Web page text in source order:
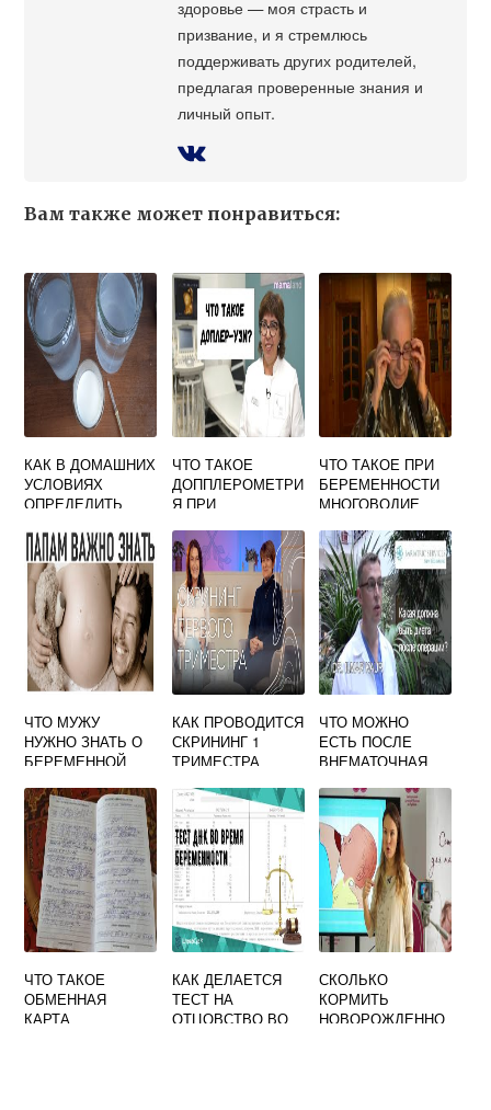
здоровье — моя страсть и
призвание, и я стремлюсь
поддерживать других родителей,
предлагая проверенные знания и
личный опыт.
Вам также может понравиться:
КАК В ДОМАШНИХ
УСЛОВИЯХ
ОПРЕДЕЛИТЬ
КОЗЫ
ЧТО ТАКОЕ
ДОППЛЕРОМЕТРИ
Я ПРИ
НА УЗИ
ЧТО ТАКОЕ ПРИ
БЕРЕМЕННОСТИ
МНОГОВОДИЕ
ЧТО МУЖУ
НУЖНО ЗНАТЬ О
БЕРЕМЕННОЙ
КАК ПРОВОДИТСЯ
СКРИНИНГ 1
ТРИМЕСТРА
ВНУТРИ ИЛИ
СНАРУЖИ
ЧТО МОЖНО
ЕСТЬ ПОСЛЕ
ВНЕМАТОЧНАЯ
ОПЕРАЦИИ
ЧТО ТАКОЕ
ОБМЕННАЯ
КАРТА
КАК ДЕЛАЕТСЯ
ТЕСТ НА
ОТЦОВСТВО ВО
СКОЛЬКО
КОРМИТЬ
НОВОРОЖДЕННО